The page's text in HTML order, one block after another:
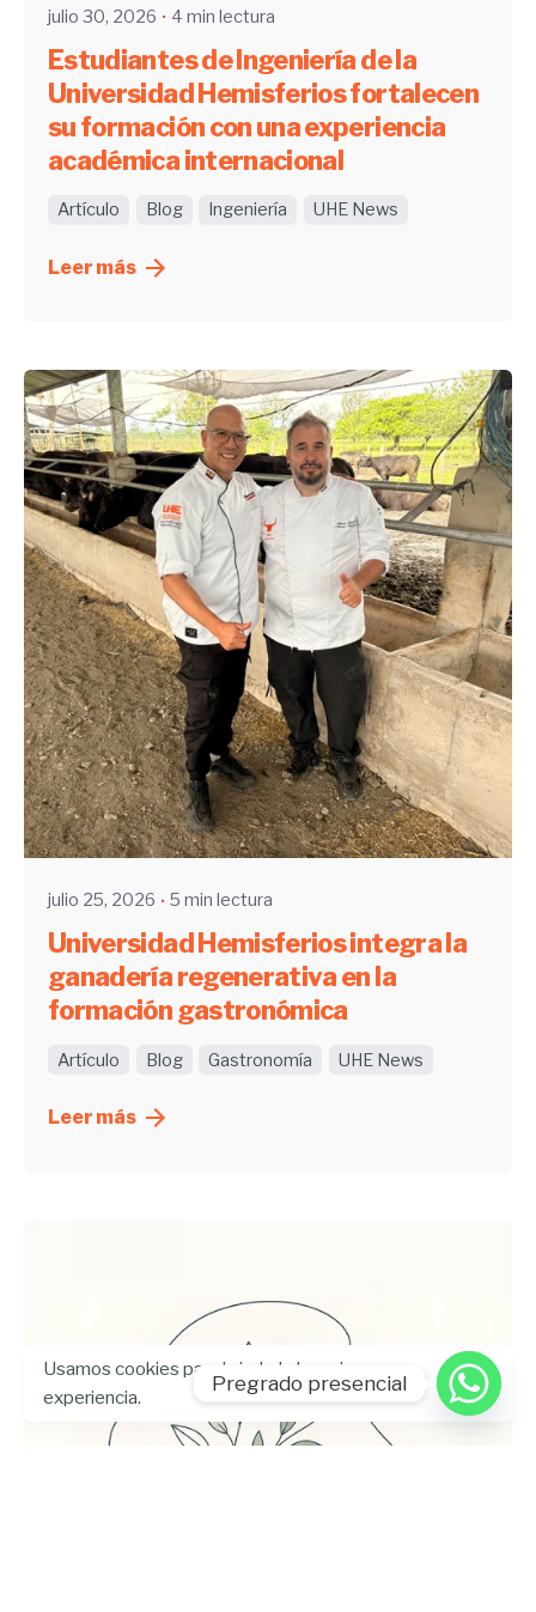
julio 30, 2026 4 min lectura
Estudiantes de Ingeniería de la
Universidad Hemisferios fortalecen
su formación con una experiencia
académica internacional
Artículo Blog Ingeniería UHE News
Leer más
Enviado por
UHE
julio 25, 2026 5 min lectura
Universidad Hemisferios integra la
ganadería regenerativa en la
formación gastronómica
Artículo Blog Gastronomía UHE News
Leer más
Usamos cookies para brindarle la mejor
experiencia.
Pregrado presencial